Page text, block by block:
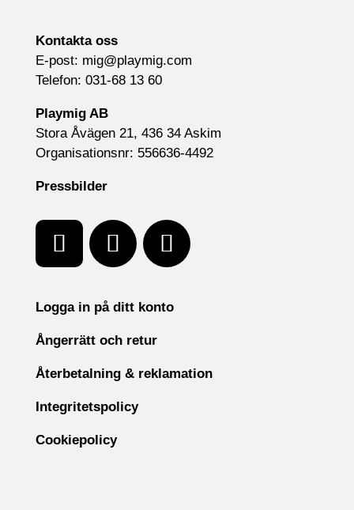
Kontakta oss
E-post: mig@playmig.com
Telefon: 031-68 13 60
Playmig AB
Stora Åvägen 21, 436 34 Askim
Organisationsnr: 556636-4492
Pressbilder
Logga in på ditt konto
Ångerrätt och retur
Återbetalning & reklamation
Integritetspolicy
Cookiepolicy